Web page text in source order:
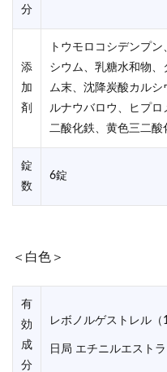
分
添
加
剤
トウモロコシデンプ
シウム、乳糖水和物
ム末、沈降炭酸カル
ルナウバロウ、ヒプ
二酸化鉄、黄色三二酸
錠
数
6錠
＜白色＞
有
効
成
分
レボノルゲストレル
日局 エチニルエスト